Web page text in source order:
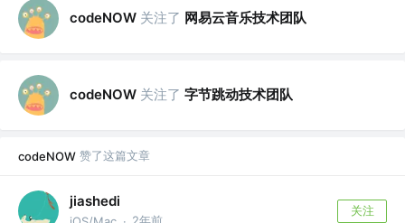
codeNOW 关注了 网易云音乐技术团队
codeNOW 关注了 字节跳动技术团队
codeNOW 赞了这篇文章
jiashedi
关注